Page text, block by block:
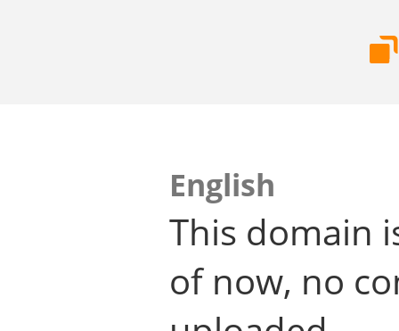
English
This domain
of now, no